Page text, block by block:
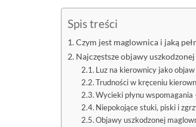
Spis treści
Czym jest maglownica i jaką
Najczęstsze objawy
Luz na kierownicy jako
Trudności w kręceniu
Wycieki płynu wspomagania
Niepokojące stuki, piski i
Objawy uszkodzonej